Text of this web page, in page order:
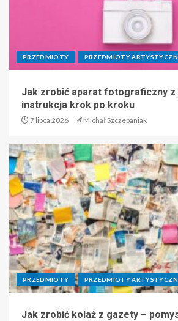
PRZEDMIOTY PRZEDMIOTY
Jak zrobić aparat fotograficzny z
instrukcja krok po kroku
7 lipca 2026 Michał Szczepaniak
PRZEDMIOTY PRZEDMIOTY
Jak zrobić kolaż z gazety –